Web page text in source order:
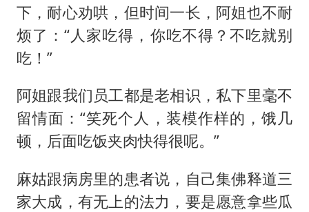
下，耐心劝哄，但时间一长，阿姐也不耐
烦了：“人家吃得，你吃不得？不吃就别
吃！”
阿姐跟我们员工都是老相识，私下里毫不
留情面：“笑死个人，装模作样的，饿几
顿，后面吃饭夹肉快得很呢。”
麻姑跟病房里的患者说，自己集佛释道三
家大成，有无上的法力，要是愿意拿些瓜